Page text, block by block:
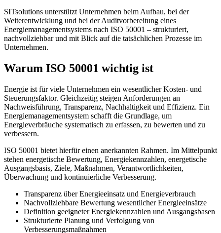
SITsolutions unterstützt Unternehmen beim Aufbau, bei der
Weiterentwicklung und bei der Auditvorbereitung eines
Energiemanagementsystems nach ISO 50001 – strukturiert,
nachvollziehbar und mit Blick auf die tatsächlichen Prozesse im
Unternehmen.
Warum ISO 50001 wichtig ist
Energie ist für viele Unternehmen ein wesentlicher Kosten- und
Steuerungsfaktor. Gleichzeitig steigen Anforderungen an
Nachweisführung, Transparenz, Nachhaltigkeit und Effizienz. Ein
Energiemanagementsystem schafft die Grundlage, um
Energieverbräuche systematisch zu erfassen, zu bewerten und zu
verbessern.
ISO 50001 bietet hierfür einen anerkannten Rahmen. Im Mittelpunkt
stehen energetische Bewertung, Energiekennzahlen, energetische
Ausgangsbasis, Ziele, Maßnahmen, Verantwortlichkeiten,
Überwachung und kontinuierliche Verbesserung.
Transparenz über Energieeinsatz und Energieverbrauch
Nachvollziehbare Bewertung wesentlicher Energieeinsätze
Definition geeigneter Energiekennzahlen und Ausgangsbasen
Strukturierte Planung und Verfolgung von
Verbesserungsmaßnahmen